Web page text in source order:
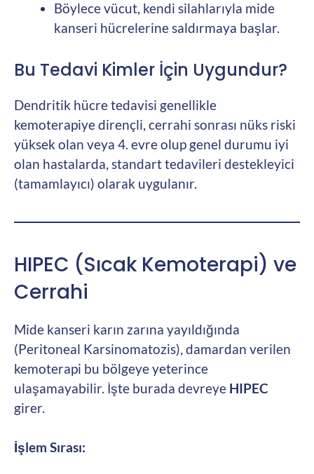
Böylece vücut, kendi silahlarıyla mide
kanseri hücrelerine saldırmaya başlar.
Bu Tedavi Kimler İçin Uygundur?
Dendritik hücre tedavisi genellikle
kemoterapiye dirençli, cerrahi sonrası nüks riski
yüksek olan veya 4. evre olup genel durumu iyi
olan hastalarda, standart tedavileri destekleyici
(tamamlayıcı) olarak uygulanır.
HIPEC (Sıcak Kemoterapi) ve
Cerrahi
Mide kanseri karın zarına yayıldığında
(Peritoneal Karsinomatozis), damardan verilen
kemoterapi bu bölgeye yeterince
ulaşamayabilir. İşte burada devreye HIPEC
girer.
İşlem Sırası: